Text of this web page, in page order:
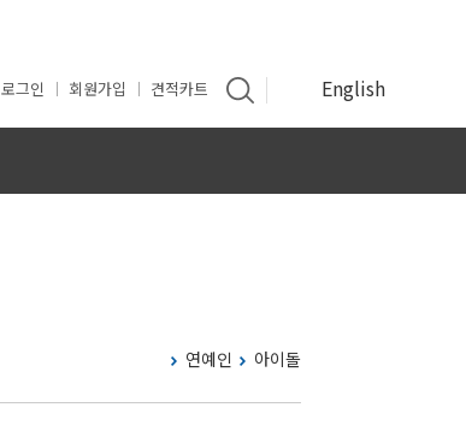
로그인 회원가입 견적카트 English
연예인 아이돌